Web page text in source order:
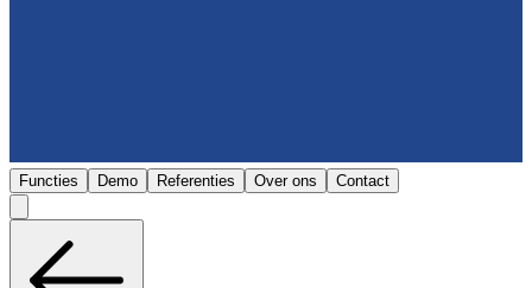
Functies Demo Referenties Over ons Contact